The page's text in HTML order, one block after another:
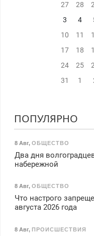
27 28
3
4
10
11
17
18
24
25
31
1
ПОПУЛЯРНО
8 Авг, ОБЩЕСТВО
Два дня
набережной
8 Авг, ОБЩЕСТВО
Что настрого
августа 2026 года
8 Авг, ПРОИСШЕСТВИЯ